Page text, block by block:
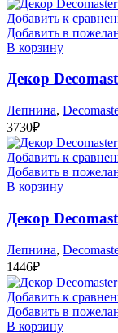
Добавить к
Добавить в
В корзину
Декор
Лепнина,
3730₽
Добавить к
Добавить в
В корзину
Декор
Лепнина,
1446₽
Добавить к
Добавить в
В корзину